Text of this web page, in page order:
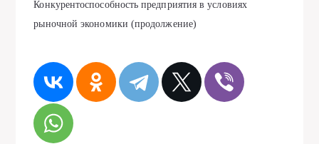
Конкурентоспособность предприятия в условиях
рыночной экономики (продолжение)